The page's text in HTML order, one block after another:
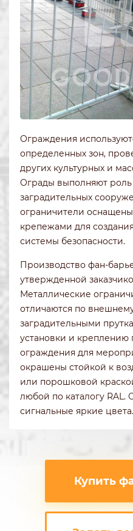
Ограждения
определенных зон,
других культурных и
Ограды выполняют
заградительных
ограничители
крепежами для
системы безопасности.
Производство фан-
утвержденной
Металлические
отличаются по
заградительными
установки и
ограждения для
окрашены стойкой к
или порошковой
любой по каталогу
сигнальные яркие цвета.
Купить